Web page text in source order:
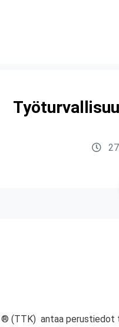
® (TTK) antaa perustiedot